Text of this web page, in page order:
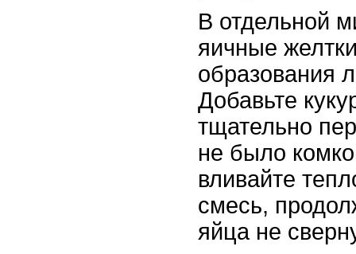
В отдельной
яичные
образования
Добавьте
тщательно
не было
вливайте
смесь,
яйца не